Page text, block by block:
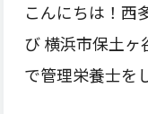
こんにちは！西
び 横浜市保土
で管理栄養士を